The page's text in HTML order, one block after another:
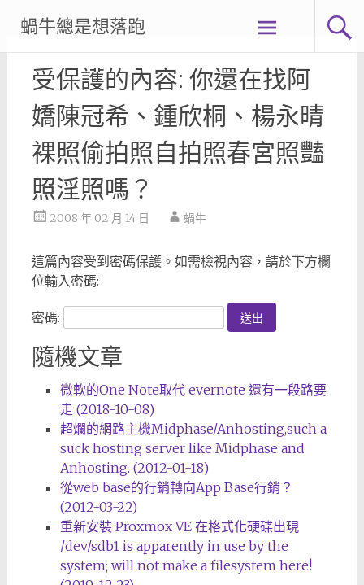
content
蝸牛總是想落跑
受保護的內容: 你還在找阿
嬌陳冠希、鍾欣桐、楊永晴
裸照偷拍照自拍照春宮照豔
照淫照嗎？
2008 年 02 月 14 日 蝸牛
這篇內容受到密碼保護。如需檢視內容，請於下方欄
位輸入密碼:
密碼:
隨機文章
微軟的One Note取代 evernote 還有一段路要
走 (2018-10-08)
超爛的網路主機Midphase/Anhosting,such a
suck hosting server like Midphase and
Anhosting. (2012-01-18)
從web base的行銷轉向App Base行銷？
(2012-03-22)
重新安裝 Proxmox VE 在格式化硬碟出現
/dev/sdb1 is apparently in use by the
system; will not make a filesystem here!